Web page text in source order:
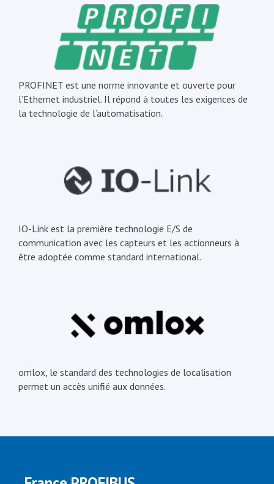
PROFINET est une norme innovante et ouverte pour
l’Ethernet industriel. Il répond à toutes les exigences de
la technologie de l’automatisation.
IO-Link est la première technologie E/S de
communication avec les capteurs et les actionneurs à
être adoptée comme standard international.
omlox, le standard des technologies de localisation
permet un accès unifié aux données.